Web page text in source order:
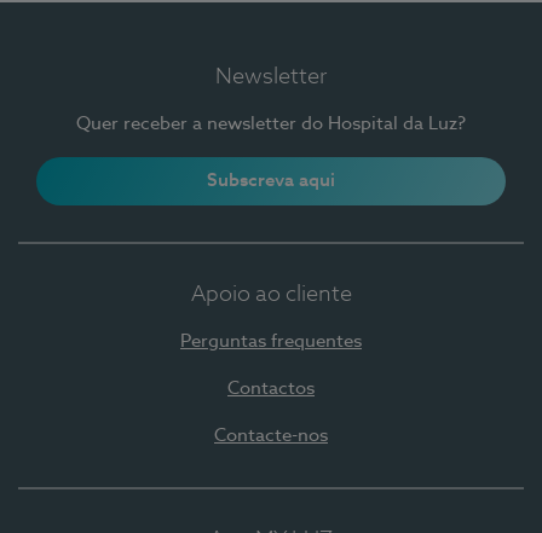
Newsletter
Quer receber a newsletter do Hospital da Luz?
Subscreva aqui
Apoio ao cliente
Perguntas frequentes
Contactos
Contacte-nos